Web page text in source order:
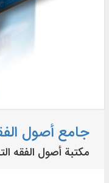
جامع أصول
مكتبة أصول الفقه